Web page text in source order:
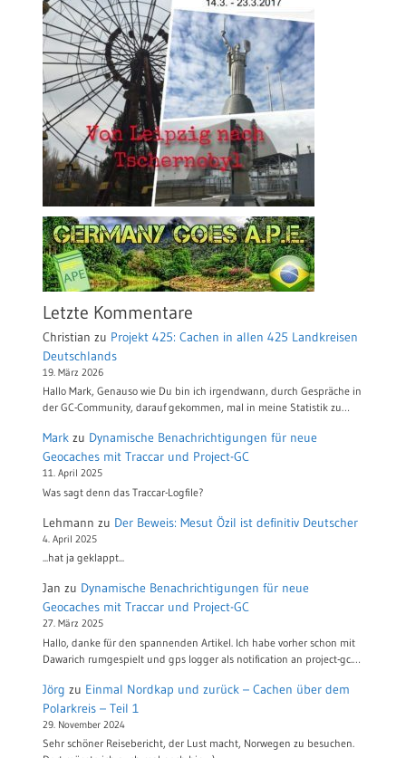
Letzte Kommentare
Christian zu Projekt 425: Cachen in allen 425 Landkreisen
Deutschlands
19. März 2026
Hallo Mark, Genauso wie Du bin ich irgendwann, durch Gespräche in
der GC-Community, darauf gekommen, mal in meine Statistik zu…
Mark zu Dynamische Benachrichtigungen für neue
Geocaches mit Traccar und Project-GC
11. April 2025
Was sagt denn das Traccar-Logfile?
Lehmann zu Der Beweis: Mesut Özil ist definitiv Deutscher
4. April 2025
...hat ja geklappt...
Jan zu Dynamische Benachrichtigungen für neue
Geocaches mit Traccar und Project-GC
27. März 2025
Hallo, danke für den spannenden Artikel. Ich habe vorher schon mit
Dawarich rumgespielt und gps logger als notification an project-gc.…
Jörg zu Einmal Nordkap und zurück – Cachen über dem
Polarkreis – Teil 1
29. November 2024
Sehr schöner Reisebericht, der Lust macht, Norwegen zu besuchen.